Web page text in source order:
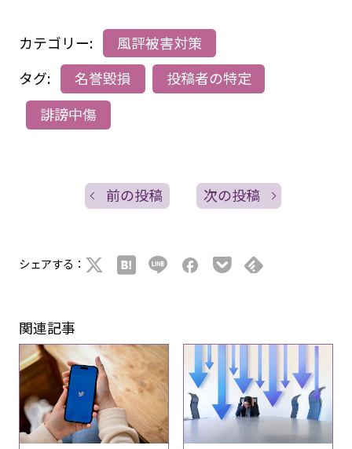
カテゴリー:
風評被害対策
タグ:
名誉毀損
投稿者の特定
誹謗中傷
前の投稿 次の投稿
シェアする：
関連記事